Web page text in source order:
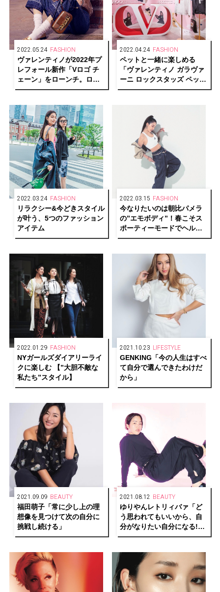
2022.05.24 FASHION
ヴァレンティノが2022年プ
レフォール新作「Vロゴ チ
ェーン」をローンチ。ロー
ファーやパンプス、ショル
2022.04.24 FASHION
ペットと一緒に楽しめる
「ヴァレンティノ ガラヴァ
ーニ ロックスタッズ ペッ
ト」ポップアップイベント
2022.03.24 FASHION
リラクシー&今どきスタイル
が叶う、5つのファッション
アイテム
2022.03.15 FASHION
今なりたいのは朝比パメラ
の”エモボディ”！春こそス
ポーティーモードでヘルシ
ーなパーツ魅せ
2022.01.29 FASHION
NYガールズダイアリーライ
クに楽しむ 【”大胆不敵な
私たち”スタイル】
2021.10.23 LIFESTYLE
GENKING「今の人生はすべ
て自分で選んできたわけだ
から」
2021.09.09 BEAUTY
福田萌子「常に少し上の理
想像を見つけて次の自分に
挑戦し続ける」
2021.08.12 BEAUTY
ゆりやんレトリィバァ「ど
う思われてもいいから、自
分がなりたい自分になる!
“I don’t give a sh*t!”」